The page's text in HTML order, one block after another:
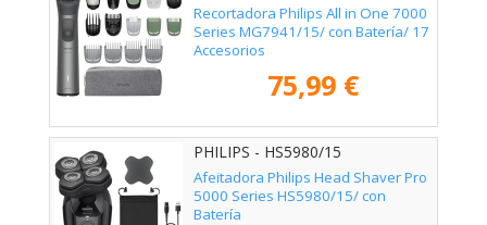
Recortadora Philips All in One 7000
Series MG7941/15/ con Batería/ 17
Accesorios
75,99 €
PHILIPS - HS5980/15
Afeitadora Philips Head Shaver Pro
5000 Series HS5980/15/ con
Batería